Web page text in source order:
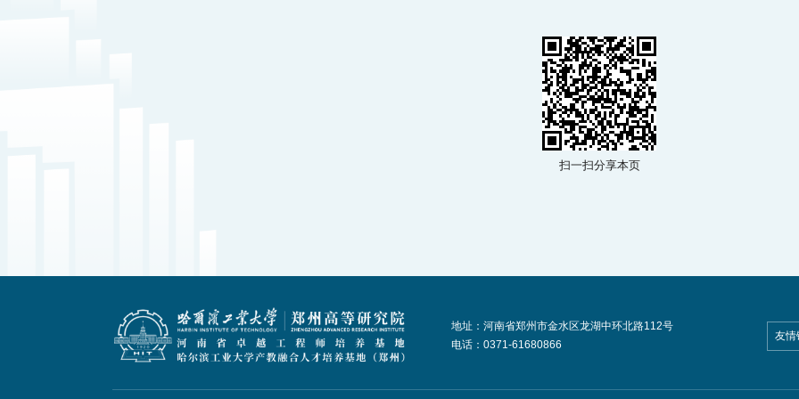
扫一扫分享本页
地址：河南省郑州市金水区龙湖中环北路112号
电话：0371-61680866
友情